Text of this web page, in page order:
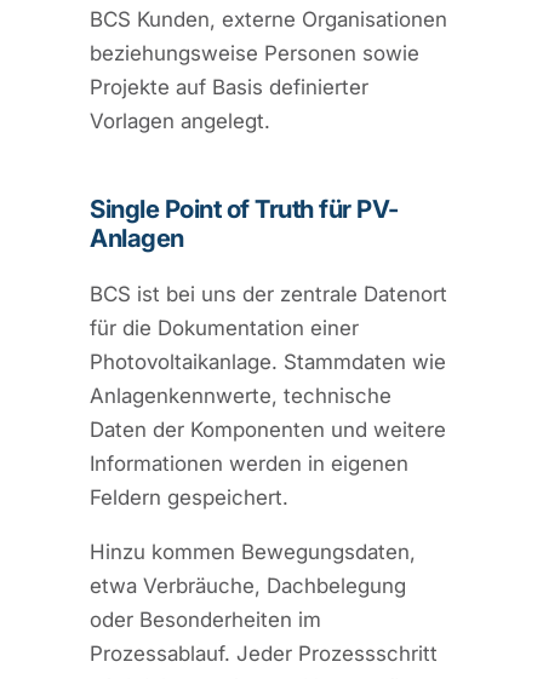
BCS Kunden, externe Organisationen
beziehungsweise Personen sowie
Projekte auf Basis definierter
Vorlagen angelegt.
Single Point of Truth für PV-
Anlagen
BCS ist bei uns der zentrale Datenort
für die Dokumentation einer
Photovoltaikanlage. Stammdaten wie
Anlagenkennwerte, technische
Daten der Komponenten und weitere
Informationen werden in eigenen
Feldern gespeichert.
Hinzu kommen Bewegungsdaten,
etwa Verbräuche, Dachbelegung
oder Besonderheiten im
Prozessablauf. Jeder Prozessschritt